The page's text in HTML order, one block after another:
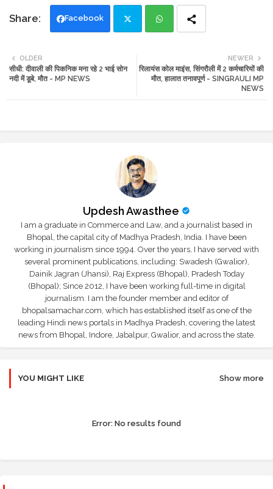
Facebook
tte ats
NEWER
रिलायंस कोल माइंस, सिंगरौली में 2 कर्मचारियों की
मौत, हालात तनावपूर्ण - SINGRAULI MP
NEWS
OLDER
सीधी: दीवाली की पिकनिक मना रहे 2 भाई सोन
नदी में डूबे, मौत - MP NEWS
Updesh Awasthee
I am a graduate in Commerce and Law, and a journalist based in
Bhopal, the capital city of Madhya Pradesh, India. I have been
working in journalism since 1994. Over the years, I have served with
several prominent publications, including: Swadesh (Gwalior),
Dainik Jagran (Jhansi), Raj Express (Bhopal), Pradesh Today
(Bhopal); Since 2012, I have been working full-time in digital
journalism. I am the founder member and editor of
bhopalsamachar.com, which has established itself as one of the
leading Hindi news portals in Madhya Pradesh, covering the latest
news from Bhopal, Indore, Jabalpur, Gwalior, and across the state.
YOU MIGHT LIKE Show more
Error: No results found